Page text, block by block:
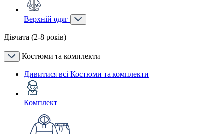
Верхній одяг
Дівчата (2-8 років)
Костюми та комплекти
Дивитися всі Костюми та комплекти
Комплект